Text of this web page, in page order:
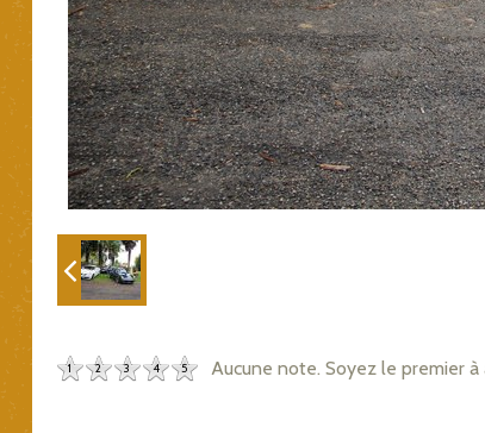
1 2 3 4 5 Aucune note. Soyez le premier